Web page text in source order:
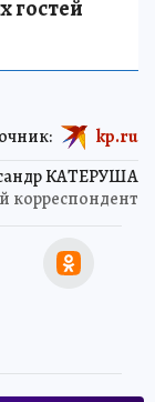
гостей
КАТЕРУША
корреспондент
kp.ru